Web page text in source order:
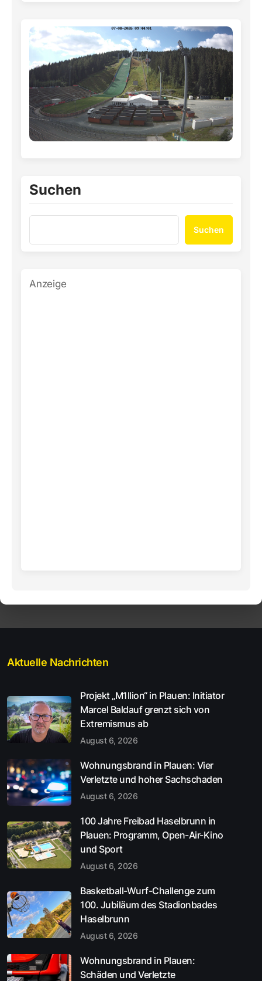
Suchen
Suchen
Anzeige
Aktuelle Nachrichten
Projekt „M1llion“ in Plauen: Initiator
Marcel Baldauf grenzt sich von
Extremismus ab
August 6, 2026
Wohnungsbrand in Plauen: Vier
Verletzte und hoher Sachschaden
August 6, 2026
100 Jahre Freibad Haselbrunn in
Plauen: Programm, Open-Air-Kino
und Sport
August 6, 2026
Basketball-Wurf-Challenge zum
100. Jubiläum des Stadionbades
Haselbrunn
August 6, 2026
Wohnungsbrand in Plauen:
Schäden und Verletzte